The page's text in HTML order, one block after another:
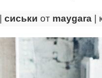
сиськи от maygara